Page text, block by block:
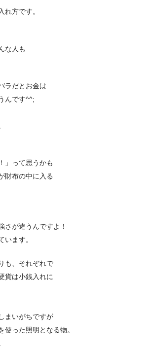
方です。
な人も
ラだとお金は
んです^^;
」って思うかも
財布の中に入る
さが違うんですよ！
ます。
も、それぞれで
貨は小銭入れに
まいがちですが
った照明となる物。